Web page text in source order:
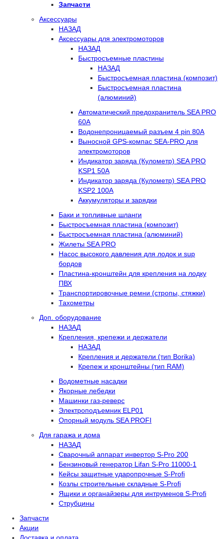
Запчасти
Аксессуары
НАЗАД
Аксессуары для электромоторов
НАЗАД
Быстросъемные пластины
НАЗАД
Быстросъемная пластина (композит)
Быстросъемная пластина
(алюминий)
Автоматический предохранитель SEA PRO
60А
Водонепроницаемый разъем 4 pin 80А
Выносной GPS-компас SEA-PRO для
электромоторов
Индикатор заряда (Кулометр) SEA PRO
KSP1 50А
Индикатор заряда (Кулометр) SEA PRO
KSP2 100А
Аккумуляторы и зарядки
Баки и топливные шланги
Быстросъемная пластина (композит)
Быстросъемная пластина (алюминий)
Жилеты SEA PRO
Насос высокого давления для лодок и sup
бордов
Пластина-кронштейн для крепления на лодку
ПВХ
Транспортировочные ремни (стропы, стяжки)
Тахометры
Доп. оборудование
НАЗАД
Крепления, крепежи и держатели
НАЗАД
Крепления и держатели (тип Borika)
Крепеж и кронштейны (тип RAM)
Водометные насадки
Якорные лебедки
Машинки газ-реверс
Электроподъемник ELP01
Опорный модуль SEA PROFI
Для гаража и дома
НАЗАД
Сварочный аппарат инвертор S-Pro 200
Бензиновый генератор Lifan S-Pro 11000-1
Кейсы защитные ударопрочные S-Profi
Козлы строительные складные S-Profi
Ящики и органайзеры для интруменов S-Profi
Струбцины
Запчасти
Акции